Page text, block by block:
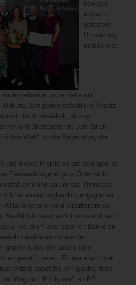
bewusst
einfach
gehaltene
Umsetzung
mobilisierte
und erzielte mit
Wirkung. Der gemeinschaftliche Ansatz
für Artenvielfalt, aktiviert
und überzeugte die Jury durch
Wert“, so die Begründung der
uns dieses Projekt so gut gelungen ist
Feuerwehrjugend ganz Österreich
geht und warum das Thema so
bei einem unglaublich engagierten
Mitarbeiterinnen und Mitarbeitern der
BeeWild Artenschutzinitiative und dem
vor allem aber sage ich Danke zu
sowie den
ganzen Land, die unsere Idee
umgesetzt haben. Es war enorm viel
Arbeit angefühlt. Ich glaube, dass
Weg zum Erfolg war“, so BR